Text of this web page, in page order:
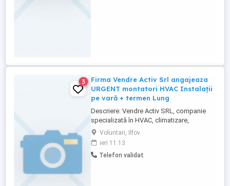
3
Firma Vendre Activ Srl angajeaza
URGENT montatori HVAC Instalații
pe vară + termen Lung
Descriere: Vendre Activ SRL, companie
specializată în HVAC, climatizare,
ventilație, instalații sanitare și sisteme de
stingere incendii, angajează URGENT
montatori pentru șantiere în București-
Ilfov. Căutăm: Persoane cu si fara
Voluntari, Ilfov
ieri 11:13
Telefon validat